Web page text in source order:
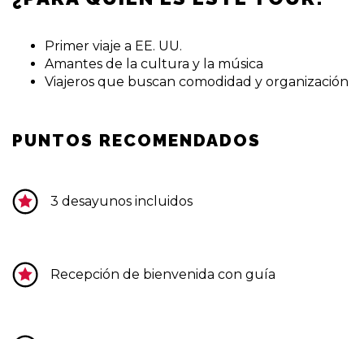
Primer viaje a EE. UU.
Amantes de la cultura y la música
Viajeros que buscan comodidad y organización
PUNTOS RECOMENDADOS
3 desayunos incluidos
Recepción de bienvenida con guía